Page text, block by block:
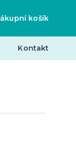
košík
Kontakt